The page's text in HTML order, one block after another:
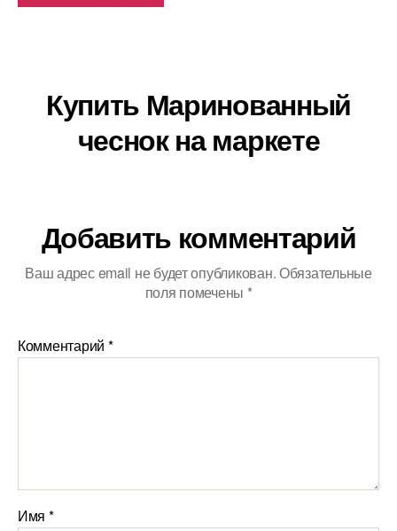
Купить Маринованный
чеснок на маркете
Добавить комментарий
Ваш адрес email не будет опубликован.Обязательные
поля помечены *
Комментарий *
Имя *